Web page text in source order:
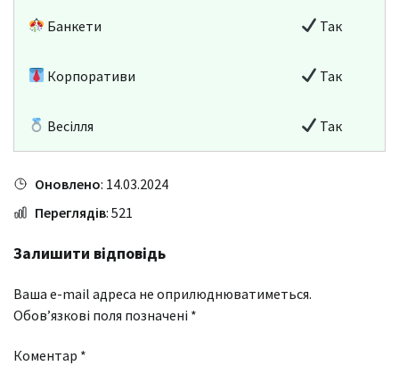
Банкети Так
Корпоративи Так
Весілля Так
Оновлено: 14.03.2024
Переглядів: 521
Залишити відповідь
Ваша e-mail адреса не оприлюднюватиметься.
Обов’язкові поля позначені *
Коментар *